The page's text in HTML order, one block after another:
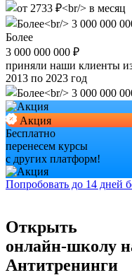
Более
3 000 000 000 ₽
приняли наши клиенты
2013 по 2023 год
Акция
Бесплатно
перенесем курсы
с других платформ!
Попробовать до 14 дней
Открыть
онлайн-школу
Антитренинги